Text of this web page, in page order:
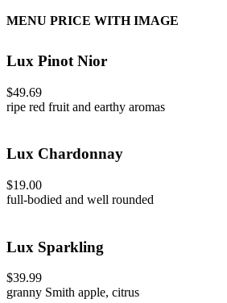
MENU PRICE WITH IMAGE
Lux Pinot Nior
$49.69
ripe red fruit and earthy aromas
Lux Chardonnay
$19.00
full-bodied and well rounded
Lux Sparkling
$39.99
granny Smith apple, citrus